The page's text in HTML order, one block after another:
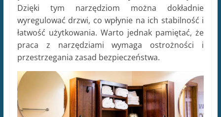
Dzięki tym narzędziom można dokładnie
wyregulować drzwi, co wpłynie na ich stabilność i
łatwość użytkowania. Warto jednak pamiętać, że
praca z narzędziami wymaga ostrożności i
przestrzegania zasad bezpieczeństwa.